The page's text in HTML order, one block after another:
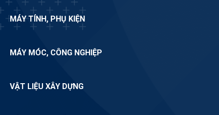
MÁY TÍNH, PHỤ KIỆN
MÁY MÓC, CÔNG NGHIỆP
VẬT LIỆU XÂY DỰNG